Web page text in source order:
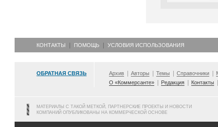
КОНТАКТЫ ПОМОЩЬ УСЛОВИЯ ИСПОЛЬЗОВАНИЯ
ОБРАТНАЯ СВЯЗЬ Архив Авторы Темы Справочники
О «Коммерсанте»
Редакция Контакты
МАТЕРИАЛЫ С ТАКОЙ МЕТКОЙ, ПАРТНЕРСКИЕ ПРОЕКТЫ И НОВОСТИ
КОМПАНИЙ ОПУБЛИКОВАНЫ НА КОММЕРЧЕСКОЙ ОСНОВЕ